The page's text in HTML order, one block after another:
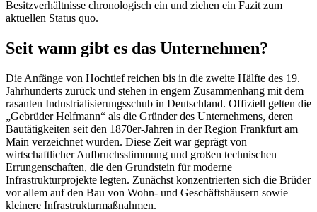
Besitzverhältnisse chronologisch ein und ziehen ein Fazit zum
aktuellen Status quo.
Seit wann gibt es das Unternehmen?
Die Anfänge von Hochtief reichen bis in die zweite Hälfte des 19.
Jahrhunderts zurück und stehen in engem Zusammenhang mit dem
rasanten Industrialisierungsschub in Deutschland. Offiziell gelten die
„Gebrüder Helfmann“ als die Gründer des Unternehmens, deren
Bautätigkeiten seit den 1870er-Jahren in der Region Frankfurt am
Main verzeichnet wurden. Diese Zeit war geprägt von
wirtschaftlicher Aufbruchsstimmung und großen technischen
Errungenschaften, die den Grundstein für moderne
Infrastrukturprojekte legten. Zunächst konzentrierten sich die Brüder
vor allem auf den Bau von Wohn- und Geschäftshäusern sowie
kleinere Infrastrukturmaßnahmen.